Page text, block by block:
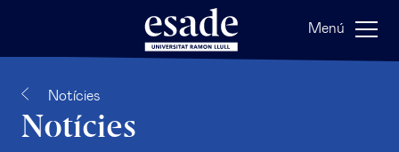
Menú
Notícies
Notícies